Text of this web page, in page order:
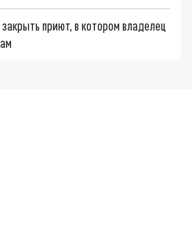
приют, в котором владелец